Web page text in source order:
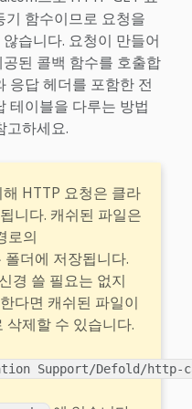
기 함수이므로 요청을
습니다. 요청이 만들어
된 콜백 함수를 호출합
응답 헤더를 포함한 전
테이블을 다루는 방법
고하세요.
HTTP 요청은 클라
니다. 캐쉬된 파일은
로의
폴더에 저장됩니다.
경 쓸 필요는 없지
다면 캐쉬된 파일이
삭제할 수 있습니다.
Support/Defold/http-